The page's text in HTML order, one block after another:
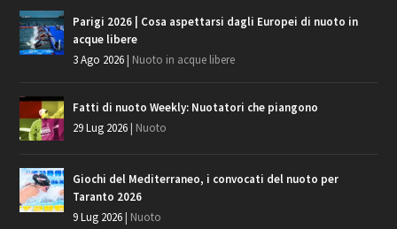
Parigi 2026 | Cosa aspettarsi dagli Europei di nuoto in
acque libere
3 Ago 2026 Nuoto in acque libere
Fatti di nuoto Weekly: Nuotatori che piangono
29 Lug 2026 Nuoto
Giochi del Mediterraneo, i convocati del nuoto per
Taranto 2026
9 Lug 2026 Nuoto